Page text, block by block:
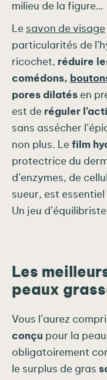
milieu de la figure…
Le savon de visage
particularités de
ricochet, réduire
comédons,
pores dilatés en
est de réguler
sans assécher
non plus. Le film
protectrice du
d’enzymes, de
sueur, est
Un jeu d’équilibriste
Les
peaux
Vous l’aurez
conçu pour la
obligatoirement
le surplus de gras